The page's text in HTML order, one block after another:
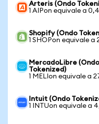
Arteris (Ondo
1 AIPon equivale a
Shopify (Ondo
1 SHOPon equivale a
MercadoLibre
Tokenized)
1 MELIon equivale a
Intuit (Ondo
1 INTUon equivale a